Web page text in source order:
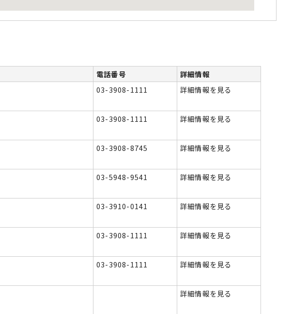
電話番号 詳細情報
03-3908-1111 詳細情報を見る
03-3908-1111 詳細情報を見る
03-3908-8745 詳細情報を見る
03-5948-9541 詳細情報を見る
03-3910-0141 詳細情報を見る
03-3908-1111 詳細情報を見る
03-3908-1111 詳細情報を見る
詳細情報を見る